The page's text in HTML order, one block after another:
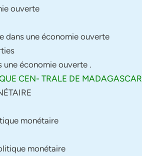
ouverte
dans une économie ouverte
économie ouverte .
CEN- TRALE DE MADAGASCAR
monétaire
monétaire